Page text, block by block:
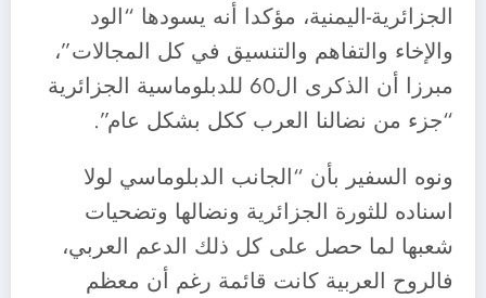
الجزائرية-اليمنية، مؤكدا أنه يسودها “الود
والإخاء والتفاهم والتنسيق في كل المجالات”،
مبرزا أن الذكرى ال60 للدبلوماسية الجزائرية
“جزء من نضالنا العرب ككل بشكل عام”.
ونوه السفير بأن “الجانب الدبلوماسي لولا
اسناده للثورة الجزائرية ونضالها وتضحيات
شعبها لما حصل على كل ذلك الدعم العربي،
فالروح العربية كانت قائمة رغم أن معظم